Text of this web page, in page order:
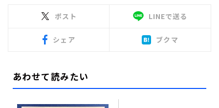
ポスト LINEで送る
シェア ブクマ
あわせて読みたい